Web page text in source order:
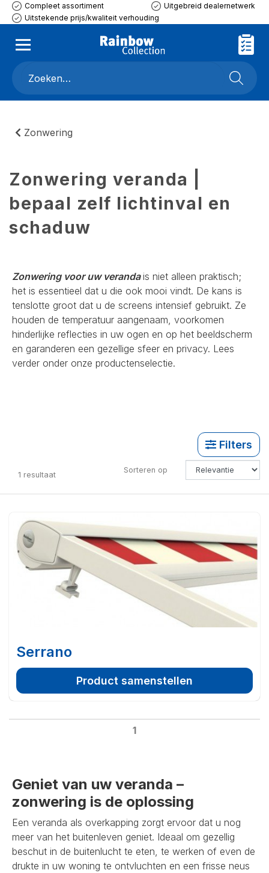
Compleet assortiment
Uitgebreid dealernetwerk
Uitstekende prijs/kwaliteit verhouding
Zonwering
Zonwering veranda |
bepaal zelf lichtinval en
schaduw
Zonwering voor uw verandais niet alleen praktisch;
het is essentieel dat u die ook mooi vindt. De kans is
tenslotte groot dat u de screens intensief gebruikt. Ze
houden de temperatuur aangenaam, voorkomen
hinderlijke reflecties in uw ogen en op het beeldscherm
en garanderen een gezellige sfeer en privacy. Lees
verder onder onze productenselectie.
Filters
1 resultaat Sorteren op
Serrano
Product samenstellen
1
Geniet van uw veranda –
zonwering is de oplossing
Een veranda als overkapping zorgt ervoor dat u nog
meer van het buitenleven geniet. Ideaal om gezellig
beschut in de buitenlucht te eten, te werken of even de
drukte in uw woning te ontvluchten en een frisse neus